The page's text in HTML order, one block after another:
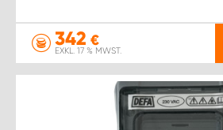
342 €
EXKL. 17 % MWST.